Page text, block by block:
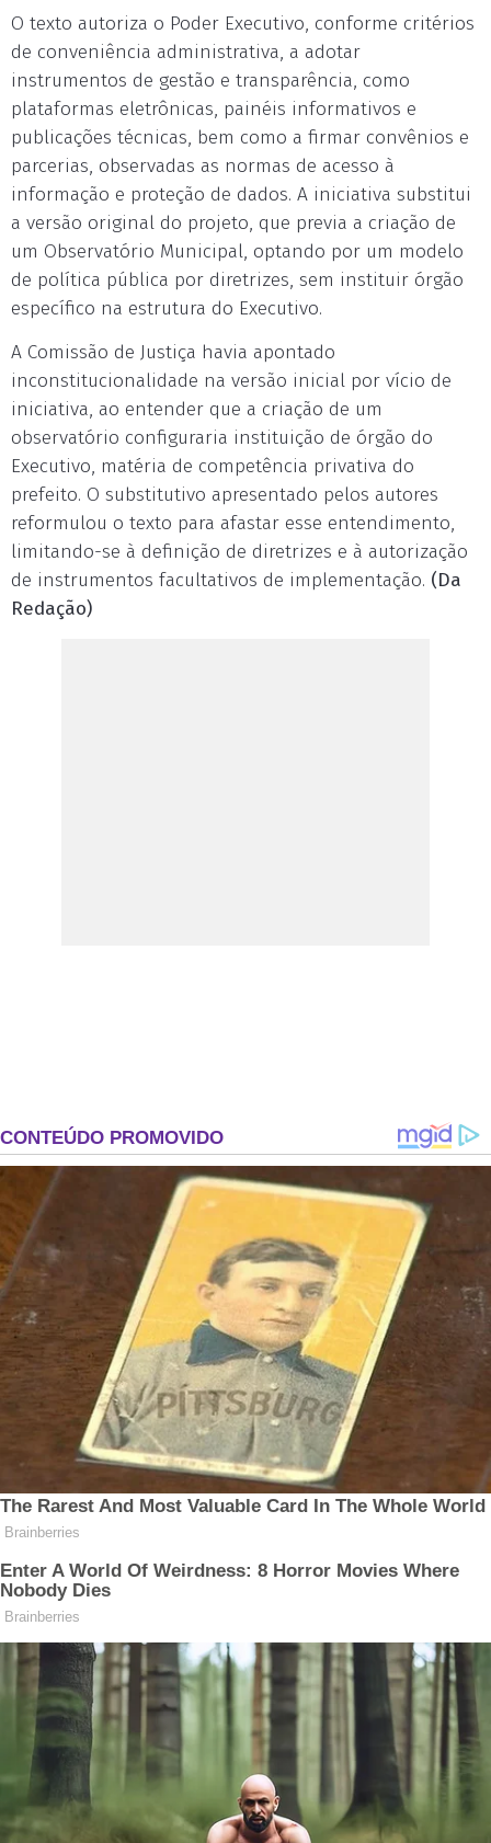
O texto autoriza o Poder Executivo, conforme critérios
de conveniência administrativa, a adotar
instrumentos de gestão e transparência, como
plataformas eletrônicas, painéis informativos e
publicações técnicas, bem como a firmar convênios e
parcerias, observadas as normas de acesso à
informação e proteção de dados. A iniciativa substitui
a versão original do projeto, que previa a criação de
um Observatório Municipal, optando por um modelo
de política pública por diretrizes, sem instituir órgão
específico na estrutura do Executivo.
A Comissão de Justiça havia apontado
inconstitucionalidade na versão inicial por vício de
iniciativa, ao entender que a criação de um
observatório configuraria instituição de órgão do
Executivo, matéria de competência privativa do
prefeito. O substitutivo apresentado pelos autores
reformulou o texto para afastar esse entendimento,
limitando-se à definição de diretrizes e à autorização
de instrumentos facultativos de implementação. (Da
Redação)